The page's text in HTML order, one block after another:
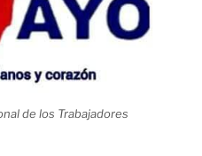
de los Trabajadores